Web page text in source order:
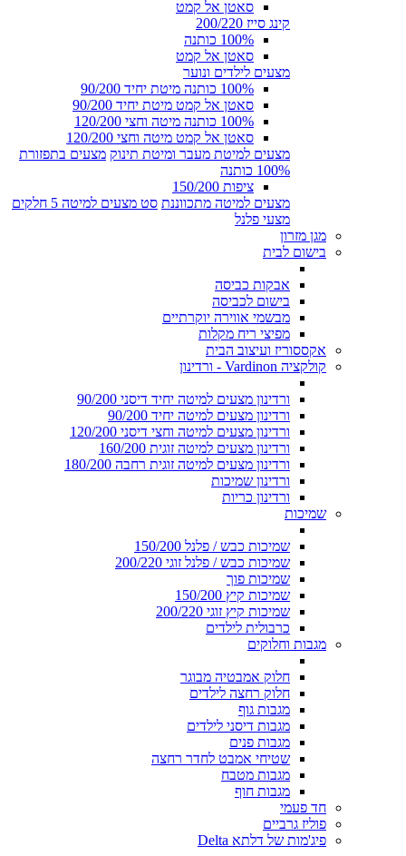
סאטן אל קמט
קינג סייז 200/220
100% כותנה
סאטן אל קמט
מצעים לילדים ונוער
100% כותנה מיטת יחיד 90/200
סאטן אל קמט מיטת יחיד 90/200
100% כותנה מיטה וחצי 120/200
סאטן אל קמט מיטה וחצי 120/200
מצעים למיטת מעבר ומיטת תינוק מצעים בתפזורת
100% כותנה
ציפות 150/200
מצעים למיטה מתכווננת סט מצעים למיטה 5 חלקים
מצעי פלנל
מגן מזרון
בישום לבית
אבקות כביסה
בישום לכביסה
מבשמי אווירה יוקרתיים
מפיצי ריח מקלות
אקססוריז ועיצוב הבית
קולקציה Vardinon - ורדינון
ורדינון מצעים למיטה יחיד דיסני 90/200
ורדינון מצעים למיטה יחיד 90/200
ורדינון מצעים למיטה וחצי דיסני 120/200
ורדינון מצעים למיטה זוגית 160/200
ורדינון מצעים למיטה זוגית רחבה 180/200
ורדינון שמיכות
ורדינון כריות
שמיכות
שמיכות כבש / פלנל 150/200
שמיכות כבש / פלנל זוגי 200/220
שמיכות פוך
שמיכות קיץ 150/200
שמיכות קיץ זוגי 200/220
כרבולית לילדים
מגבות וחלוקים
חלוק אמבטיה מבוגר
חלוק רחצה לילדים
מגבות גוף
מגבות דיסני לילדים
מגבות פנים
שטיחי אמבט לחדר רחצה
מגבות מטבח
מגבות חוף
חד פעמי
פוליז גרביים
פיג'מות של דלתא Delta